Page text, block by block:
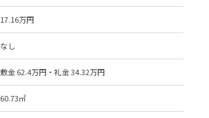
17.16万円
なし
敷金 62.4万円・礼金 34.32万円
60.73㎡